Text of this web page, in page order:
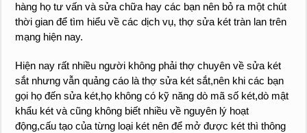
hàng họ tư vấn và sửa chữa hay các bạn nên bỏ ra một chút
thời gian để tìm hiểu về các dịch vụ, thợ sửa két tràn lan trên
mạng hiện nay.
Hiện nay rất nhiều người không phải thợ chuyên về sửa két
sắt nhưng vẫn quảng cáo là thợ sửa két sắt,nên khi các bạn
gọi họ đến sửa két,họ không có kỹ năng dò mã số két,dò mật
khẩu két và cũng không biết nhiều về nguyên lý hoạt
động,cấu tạo của từng loại két nên để mở được két thì thông